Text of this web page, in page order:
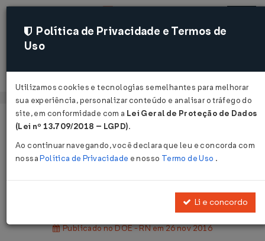
Acessar
Página Inicial
Legislações
Decreto Nº 26468 DE 25/11/2016
Publicado no DOE - RN em 26 nov 2016
Política de Privacidade e Termos de
Uso
Utilizamos cookies e tecnologias semelhantes para melhorar
sua experiência, personalizar conteúdo e analisar o tráfego do
site, em conformidade com a Lei Geral de Proteção de Dados
(Lei nº 13.709/2018 – LGPD).
Ao continuar navegando, você declara que leu e concorda com
nossaPolítica de Privacidade e nosso Termo de Uso .
Li e concordo